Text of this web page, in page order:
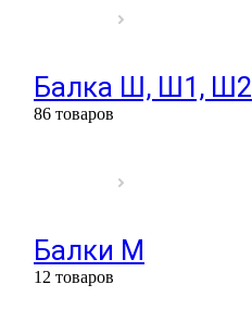
Балка Ш, Ш1, Ш2
86 товаров
Балки М
12 товаров